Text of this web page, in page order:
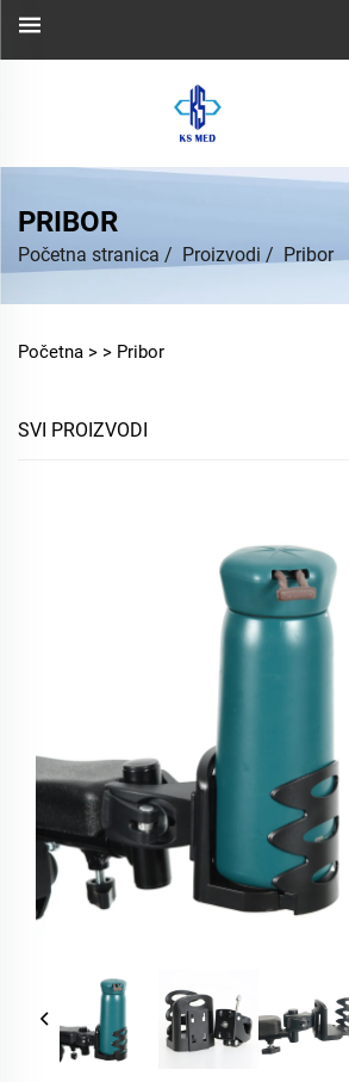
PRIBOR
Početna stranica / Proizvodi / Pribor
Početna > > Pribor
SVI PROIZVODI